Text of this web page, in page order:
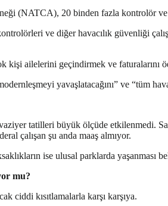
(NATCA), 20 binden fazla kontrolör ve
ve diğer havacılık güvenliği
kişi ailelerini geçindirmek ve
yavaşlatacağını” ve “tüm
tatilleri büyük ölçüde etkilenmedi.
çalışan şu anda maaş almıyor.
ise ulusal parklarda yaşanması
mu?
ciddi kısıtlamalarla karşı karşıya.